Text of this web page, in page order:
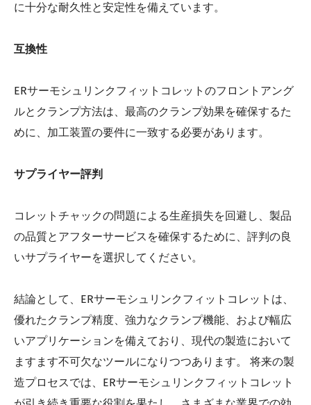
に十分な耐久性と安定性を備えています。
互換性
ERサーモシュリンクフィットコレットのフロントアング
ルとクランプ方法は、最高のクランプ効果を確保するた
めに、加工装置の要件に一致する必要があります。
サプライヤー評判
コレットチャックの問題による生産損失を回避し、製品
の品質とアフターサービスを確保するために、評判の良
いサプライヤーを選択してください。
結論として、ERサーモシュリンクフィットコレットは、
優れたクランプ精度、強力なクランプ機能、および幅広
いアプリケーションを備えており、現代の製造において
ますます不可欠なツールになりつつあります。 将来の製
造プロセスでは、ERサーモシュリンクフィットコレット